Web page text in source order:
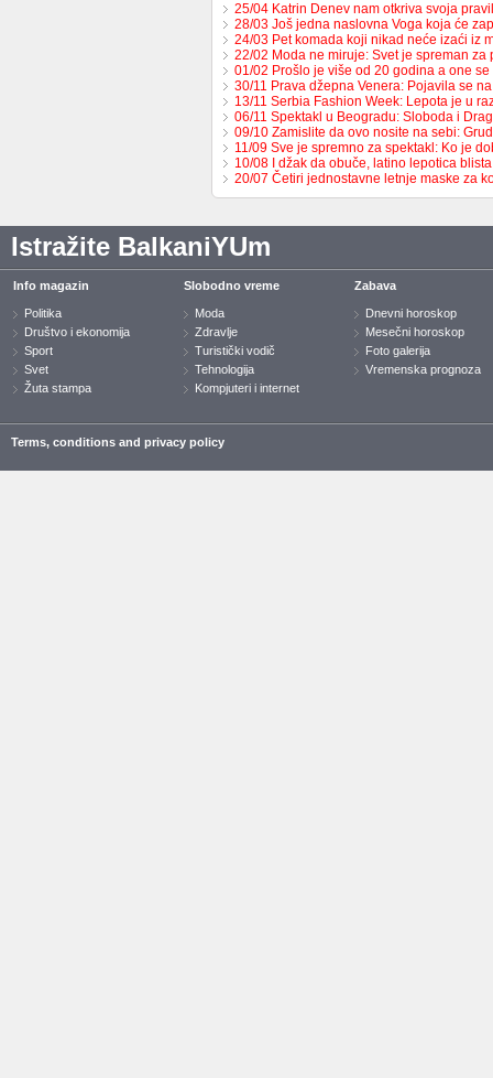
25/04 Katrin Denev nam otkriva svoja
28/03 Još jedna naslovna Voga koja će
24/03 Pet komada koji nikad neće izaći iz
22/02 Moda ne miruje: Svet je spreman za
01/02 Prošlo je više od 20 godina a one
30/11 Prava džepna Venera: Pojavila se
13/11 Serbia Fashion Week: Lepota je u
06/11 Spektakl u Beogradu: Sloboda i
09/10 Zamislite da ovo nosite na sebi:
11/09 Sve je spremno za spektakl: Ko je
10/08 I džak da obuče, latino lepotica blista
20/07 Četiri jednostavne letnje maske za
Istražite BalkaniYUm
Info magazin
Politika
Društvo i ekonomija
Sport
Svet
Žuta stampa
Slobodno vreme
Moda
Zdravlje
Turistički vodič
Tehnologija
Kompjuteri i internet
Zabava
Dnevni horoskop
Mesečni horoskop
Foto galerija
Vremenska prognoza
Terms, conditions and privacy policy